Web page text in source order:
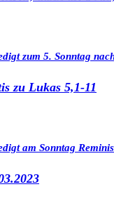
zu Lukas 5,1-11